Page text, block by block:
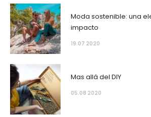
Moda sostenible: una
impacto
19.07 2020
Mas allá del DIY
05.08 2020